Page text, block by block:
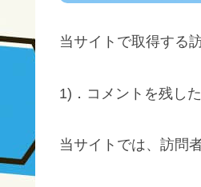
当サイトで取得する
1)．コメントを残し
当サイトでは、訪問